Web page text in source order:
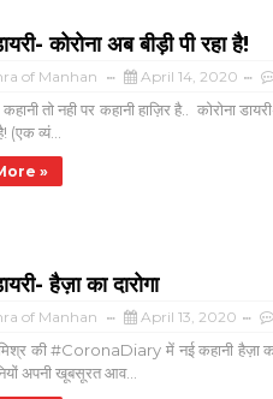
कोरोना अब बीड़ी पी रहा है!
of Manhan April 14, 2020
तो नही पर कहानी हाज़िर है.. कोरोना
(एक व्यं...
»
हैज़ा का दारोगा
of Manhan April 13, 2020
की #CoronaDiary में नई कहानी हैज़ा का
अपनी खूबसूरत आव...